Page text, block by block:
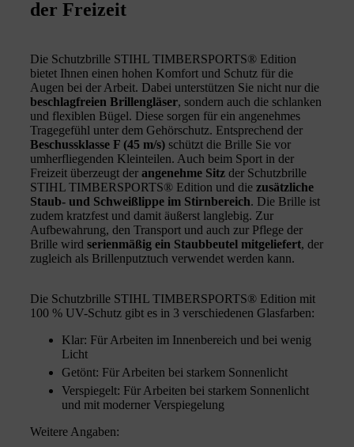
der Freizeit
Die Schutzbrille STIHL TIMBERSPORTS® Edition
bietet Ihnen einen hohen Komfort und Schutz für die
Augen bei der Arbeit. Dabei unterstützen Sie nicht nur die
beschlagfreien Brillengläser, sondern auch die schlanken
und flexiblen Bügel. Diese sorgen für ein angenehmes
Tragegefühl unter dem Gehörschutz. Entsprechend der
Beschussklasse F (45 m/s) schützt die Brille Sie vor
umherfliegenden Kleinteilen. Auch beim Sport in der
Freizeit überzeugt der angenehme Sitz der Schutzbrille
STIHL TIMBERSPORTS® Edition und die zusätzliche
Staub- und Schweißlippe im Stirnbereich. Die Brille ist
zudem kratzfest und damit äußerst langlebig. Zur
Aufbewahrung, den Transport und auch zur Pflege der
Brille wird serienmäßig ein Staubbeutel mitgeliefert, der
zugleich als Brillenputztuch verwendet werden kann.
Die Schutzbrille STIHL TIMBERSPORTS® Edition mit
100 % UV-Schutz gibt es in 3 verschiedenen Glasfarben:
Klar: Für Arbeiten im Innenbereich und bei wenig
Licht
Getönt: Für Arbeiten bei starkem Sonnenlicht
Verspiegelt: Für Arbeiten bei starkem Sonnenlicht
und mit moderner Verspiegelung
Weitere Angaben: